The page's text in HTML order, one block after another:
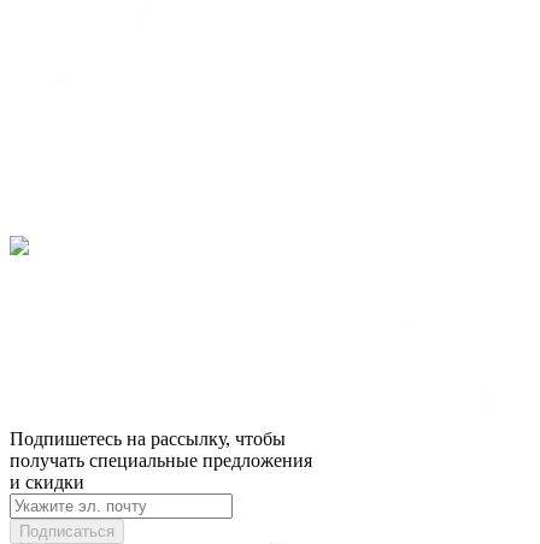
Подпишетесь на рассылку, чтобы
получать специальные предложения
и скидки
Подписаться